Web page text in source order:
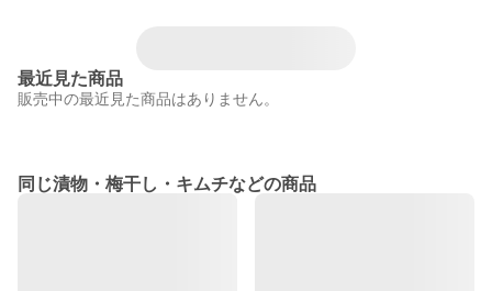
最近見た商品
販売中の最近見た商品はありません。
同じ漬物・梅干し・キムチなどの商品